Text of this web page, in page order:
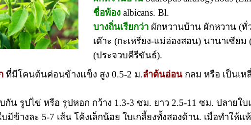
ชื่อพ้อง albicans. Bl.
บางถิ่นเรียกว่า ผักหวานบ้าน ผักหวาน (ทั่
เด๊าะ (กะเหรี่ยง-แม่ฮ่องสอน) นานาเซีย
(ประจวบคีรีขันธ์).
ที่มีโคนต้นค่อนข้างแข็ง สูง 0.5-2 ม.ลำต้นอ่อน กลม หรือ เป็นเ
บกัน รูปไข่ หรือ รูปหอก กว้าง 1.3-3 ซม. ยาว 2.5-11 ซม. ปลาย
มีข้างละ 5-7 เส้น โค้งเล็กน้อย ใบเกลี้ยงทั้งสองด้าน. เมื่อทำให้